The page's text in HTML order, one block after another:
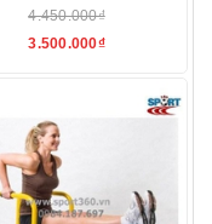
4.450.000₫
3.500.000₫